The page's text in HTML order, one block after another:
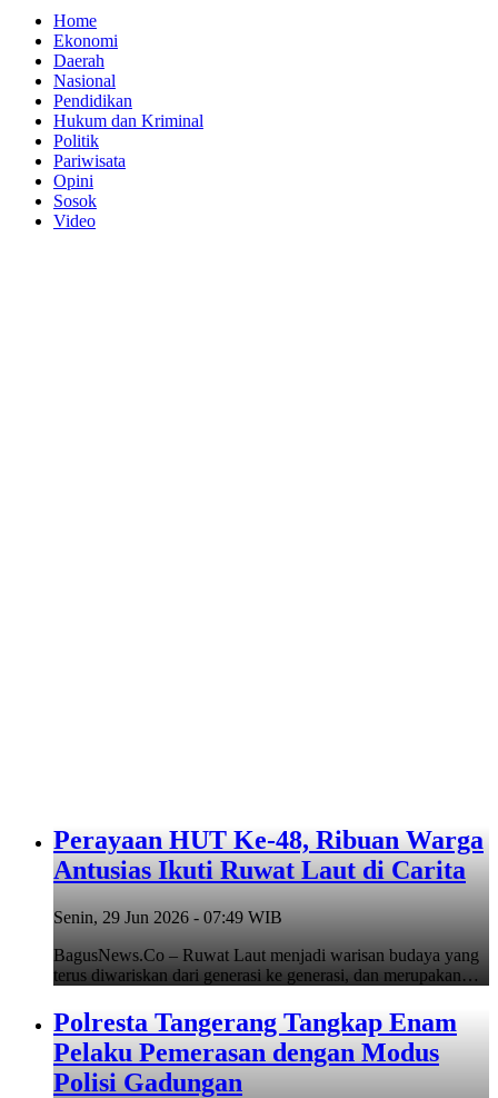
Home
Ekonomi
Daerah
Nasional
Pendidikan
Hukum dan Kriminal
Politik
Pariwisata
Opini
Sosok
Video
Perayaan HUT Ke-48, Ribuan Warga
Antusias Ikuti Ruwat Laut di Carita
Senin, 29 Jun 2026 - 07:49 WIB
BagusNews.Co – Ruwat Laut menjadi warisan budaya yang
terus diwariskan dari generasi ke generasi, dan merupakan…
Polresta Tangerang Tangkap Enam
Pelaku Pemerasan dengan Modus
Polisi Gadungan